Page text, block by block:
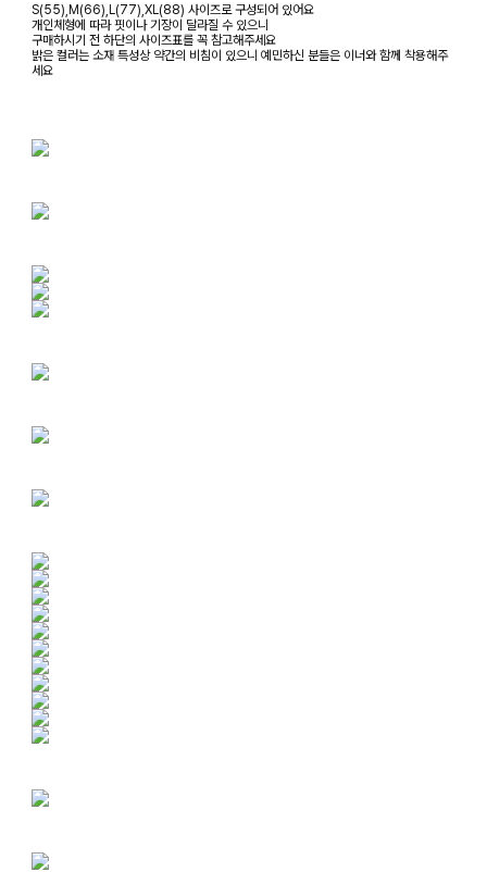
S(55),M(66),L(77),XL(88) 사이즈로 구성되어 있어요
개인체형에 따라 핏이나 기장이 달라질 수 있으니
구매하시기 전 하단의 사이즈표를 꼭 참고해주세요
밝은 컬러는 소재 특성상 약간의 비침이 있으니 예민하신 분들은 이너와 함께 착용해주
세요